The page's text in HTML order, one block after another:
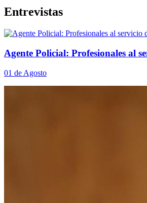
Entrevistas
Agente Policial: Profesionales al
01 de Agosto